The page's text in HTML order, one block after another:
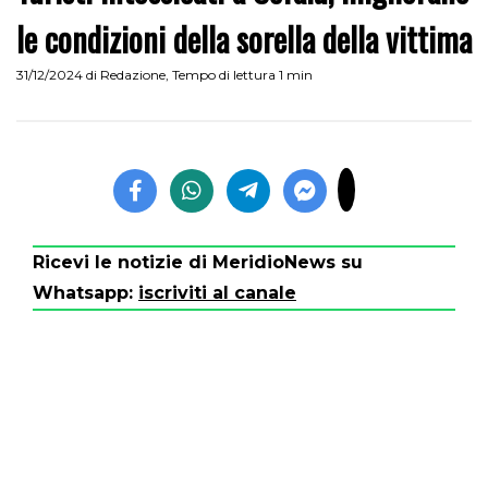
le condizioni della sorella della vittima
31/12/2024 di Redazione, Tempo di lettura 1 min
Ricevi le notizie di MeridioNews su
Whatsapp: iscriviti al canale